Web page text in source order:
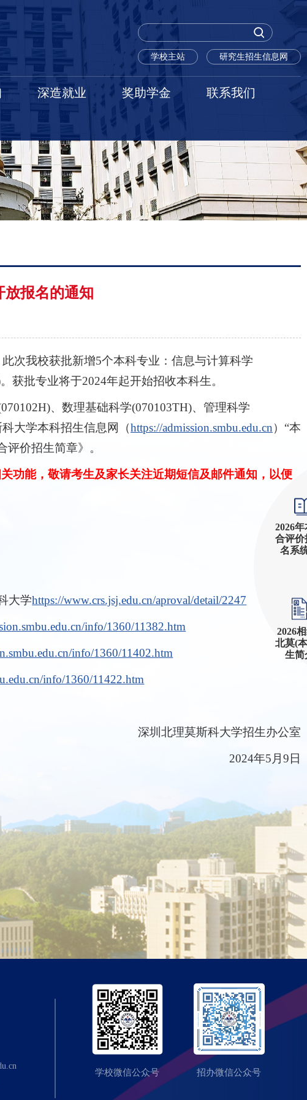
2026
合评价
名系
2026
北莫(
生简
学校主站 研究生招生信息网
深造就业 奖助学金 联系我们
放报名的通知
次我校获批新增5个本科专业：信息与计算科学
获批专业将于2024年起开始招收本科生。
、数理基础科学(070103TH)、管理科学
大学本科招生信息网（https://admission.smbu.edu.cn）“本
价招生简章》。
功能，敬请考生及家长关注近期短信及邮件通知，以便
大学https://www.crs.jsj.edu.cn/aproval/detail/2247
info/1360/11382.htm
info/1360/11402.htm
info/1360/11422.htm
深圳北理莫斯科大学招生办公室
2024年5月9日
学校微信公众号 招办微信公众号